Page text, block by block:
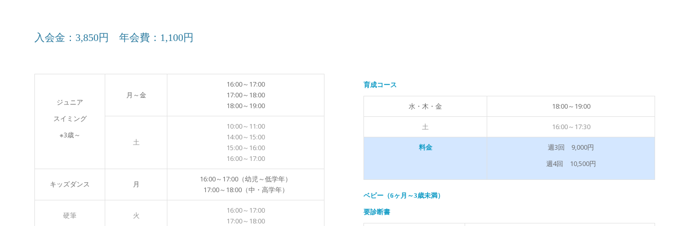
入会金：3,850円 年会費：1,100円
ジュニア
スイミング
※3歳～
月～金
16:00～17:00
17:00～18:00
18:00～19:00
土
10:00～11:00
14:00～15:00
15:00～16:00
16:00～17:00
キッズダンス 月
16:00～17:00（幼児～低学年）
17:00～18:00（中・高学年）
硬筆 火
16:00～17:00
17:00～18:00
育成コース
水・木・金 18:00～19:00
土 16:00～17:30
料金
週3回 9,000円
週4回 10,500円
ベビー（6ヶ月～3歳未満）
要診断書